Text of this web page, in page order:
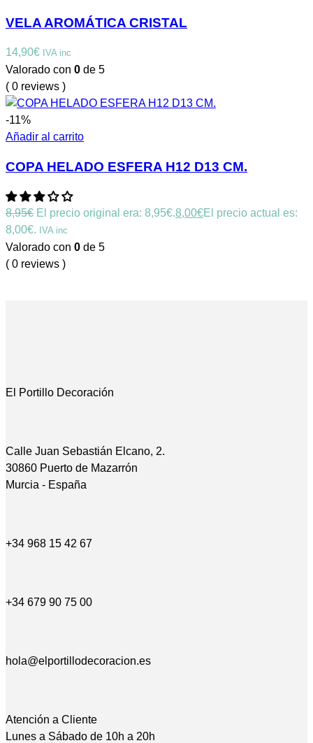
VELA AROMÁTICA CRISTAL
14,90€ IVA inc
Valorado con 0 de 5
( 0 reviews )
-11%
Añadir al carrito
COPA HELADO ESFERA H12 D13 CM.
8,95€ El precio original era: 8,95€.8,00€El precio actual es:
8,00€. IVA inc
Valorado con 0 de 5
( 0 reviews )
El Portillo Decoración
Calle Juan Sebastián Elcano, 2.
30860 Puerto de Mazarrón
Murcia - España
+34 968 15 42 67
+34 679 90 75 00
hola@elportillodecoracion.es
Atención a Cliente
Lunes a Sábado de 10h a 20h